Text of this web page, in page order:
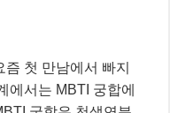
즘 첫 만남에서 빠지
에서는 MBTI 궁합에